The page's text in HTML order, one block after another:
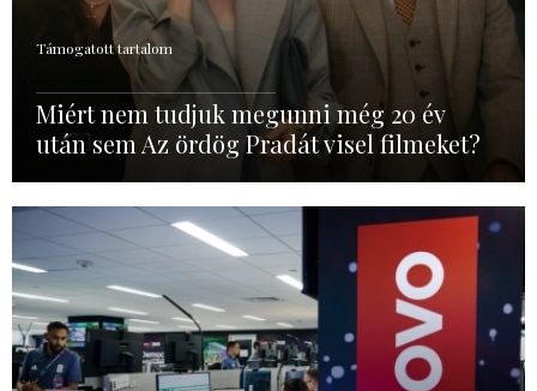
Támogatott tartalom
Miért nem tudjuk megunni még 20 év
után sem Az ördög Pradát visel filmeket?